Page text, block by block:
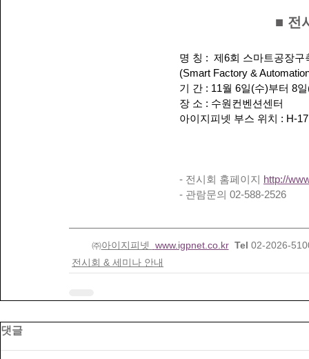
■ 전
명 칭 :  제6회 스마트공장
(Smart Factory &
기 간 : 11월 6일(수)부터 8
장 소 : 수원컨벤션센터
아이지피넷 부스 위치 : H-17
- 전시회 홈페이지 http://
- 관람문의 02-588-2526
㈜아이지피넷 www.igpnet.co.kr Tel 02-2026-
전시회 & 세미나 안내
댓글